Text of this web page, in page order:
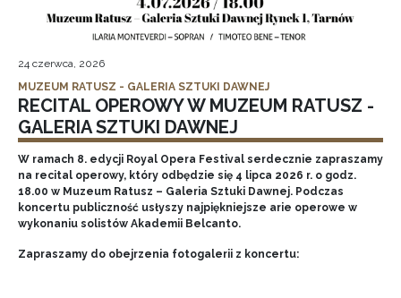
24 czerwca, 2026
MUZEUM RATUSZ - GALERIA SZTUKI DAWNEJ
RECITAL OPEROWY W MUZEUM RATUSZ -
GALERIA SZTUKI DAWNEJ
W ramach 8. edycji Royal Opera Festival serdecznie zapraszamy
na recital operowy, który odbędzie się 4 lipca 2026 r. o godz.
18.00 w Muzeum Ratusz – Galeria Sztuki Dawnej. Podczas
koncertu publiczność usłyszy najpiękniejsze arie operowe w
wykonaniu solistów Akademii Belcanto.
Zapraszamy do obejrzenia fotogalerii z koncertu: